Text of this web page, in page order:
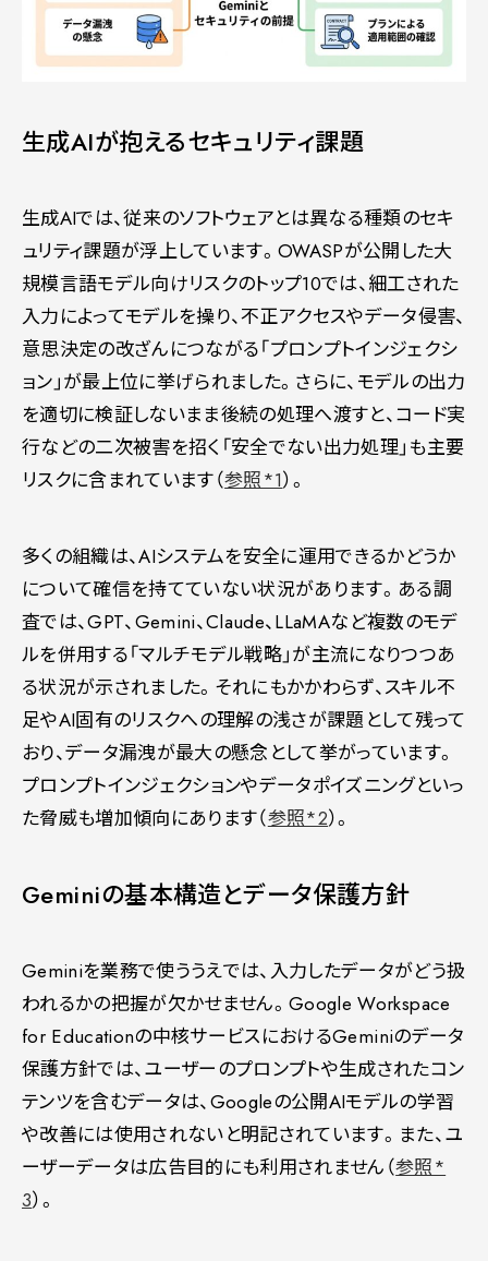
生成AIが抱えるセキュリティ課題
生成AIでは、従来のソフトウェアとは異なる種類のセキ
ュリティ課題が浮上しています。OWASPが公開した大
規模言語モデル向けリスクのトップ10では、細工された
入力によってモデルを操り、不正アクセスやデータ侵害、
意思決定の改ざんにつながる「プロンプトインジェクシ
ョン」が最上位に挙げられました。さらに、モデルの出力
を適切に検証しないまま後続の処理へ渡すと、コード実
行などの二次被害を招く「安全でない出力処理」も主要
リスクに含まれています（参照*1）。
多くの組織は、AIシステムを安全に運用できるかどうか
について確信を持てていない状況があります。ある調
査では、GPT、Gemini、Claude、LLaMAなど複数のモデ
ルを併用する「マルチモデル戦略」が主流になりつつあ
る状況が示されました。それにもかかわらず、スキル不
足やAI固有のリスクへの理解の浅さが課題として残って
おり、データ漏洩が最大の懸念として挙がっています。
プロンプトインジェクションやデータポイズニングといっ
た脅威も増加傾向にあります（参照*2）。
Geminiの基本構造とデータ保護方針
Geminiを業務で使ううえでは、入力したデータがどう扱
われるかの把握が欠かせません。Google Workspace
for Educationの中核サービスにおけるGeminiのデータ
保護方針では、ユーザーのプロンプトや生成されたコン
テンツを含むデータは、Googleの公開AIモデルの学習
や改善には使用されないと明記されています。また、ユ
ーザーデータは広告目的にも利用されません（参照*
3）。